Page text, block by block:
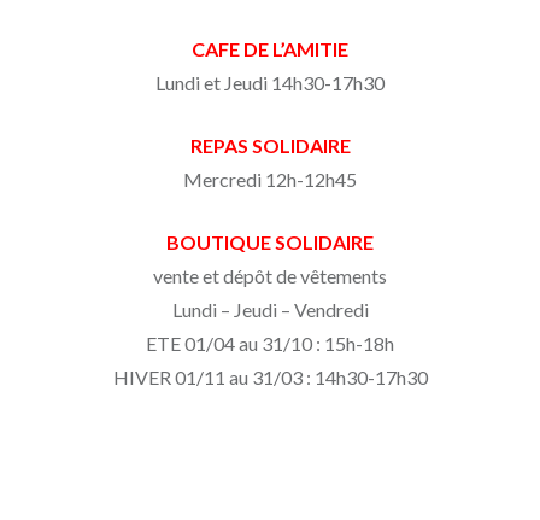
CAFE DE L’AMITIE
Lundi et Jeudi 14h30-17h30
REPAS SOLIDAIRE
Mercredi 12h-12h45
BOUTIQUE SOLIDAIRE
vente et dépôt de vêtements
Lundi – Jeudi – Vendredi
ETE 01/04 au 31/10 : 15h-18h
HIVER 01/11 au 31/03 : 14h30-17h30